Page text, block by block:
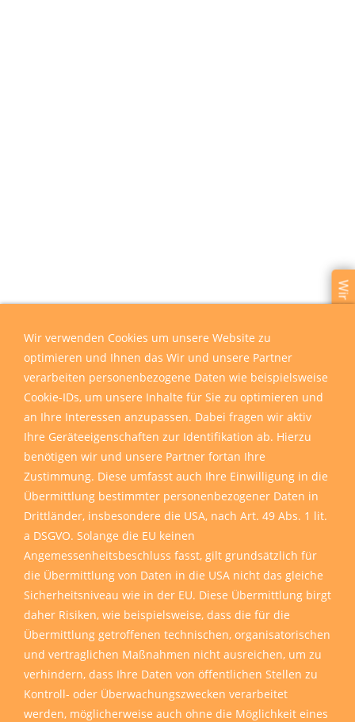
Wir sind für Sie da
Wir verwenden Cookies um unsere Website zu
optimieren und Ihnen das Wir und unsere Partner
verarbeiten personenbezogene Daten wie beispielsweise
Cookie-IDs, um unsere Inhalte für Sie zu optimieren und
an Ihre Interessen anzupassen. Dabei fragen wir aktiv
Ihre Geräteeigenschaften zur Identifikation ab. Hierzu
benötigen wir und unsere Partner fortan Ihre
Zustimmung. Diese umfasst auch Ihre Einwilligung in die
Übermittlung bestimmter personenbezogener Daten in
Drittländer, insbesondere die USA, nach Art. 49 Abs. 1 lit.
a DSGVO. Solange die EU keinen
Angemessenheitsbeschluss fasst, gilt grundsätzlich für
die Übermittlung von Daten in die USA nicht das gleiche
Sicherheitsniveau wie in der EU. Diese Übermittlung birgt
daher Risiken, wie beispielsweise, dass die für die
Übermittlung getroffenen technischen, organisatorischen
und vertraglichen Maßnahmen nicht ausreichen, um zu
verhindern, dass Ihre Daten von öffentlichen Stellen zu
Kontroll- oder Überwachungszwecken verarbeitet
werden, möglicherweise auch ohne die Möglichkeit eines